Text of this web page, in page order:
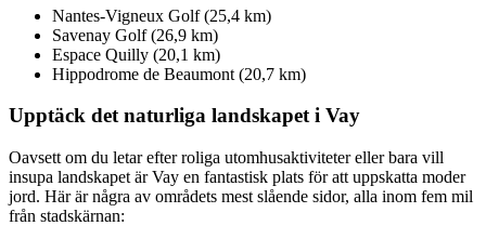
Nantes-Vigneux Golf (25,4 km)
Savenay Golf (26,9 km)
Espace Quilly (20,1 km)
Hippodrome de Beaumont (20,7 km)
Upptäck det naturliga landskapet i Vay
Oavsett om du letar efter roliga utomhusaktiviteter eller bara vill
insupa landskapet är Vay en fantastisk plats för att uppskatta moder
jord. Här är några av områdets mest slående sidor, alla inom fem mil
från stadskärnan: